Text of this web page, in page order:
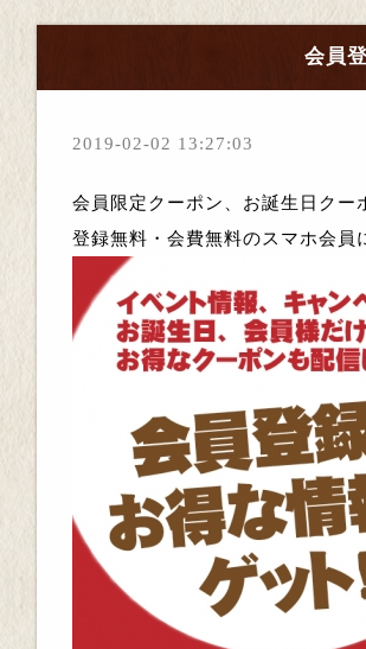
会員
2019-02-02 13:27:03
会員限定クーポン、お誕生日クー
登録無料・会費無料のスマホ会員